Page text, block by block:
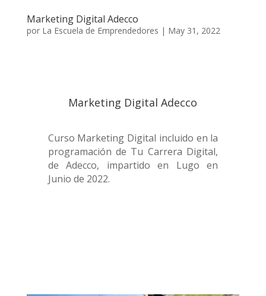
Marketing Digital Adecco
por La Escuela de Emprendedores | May 31, 2022
Marketing Digital Adecco
Curso Marketing Digital incluido en la
programación de Tu Carrera Digital,
de Adecco, impartido en Lugo en
Junio de 2022.